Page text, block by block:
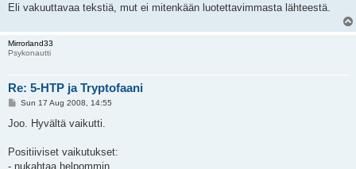
Eli vakuuttavaa tekstiä, mut ei mitenkään luotettavimmasta lähteestä.
Mirrorland33
Psykonautti
Re: 5-HTP ja Tryptofaani
P
s
Sun 17 Aug 2008, 14:55
Joo. Hyvältä vaikutti.
Positiiviset vaikutukset:
- nukahtaa helpommin